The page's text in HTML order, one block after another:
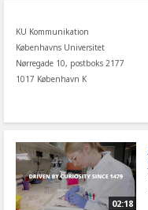
KU Kommunikation
Københavns Universitet
Nørregade 10, postboks 2177
1017 København K
02:18